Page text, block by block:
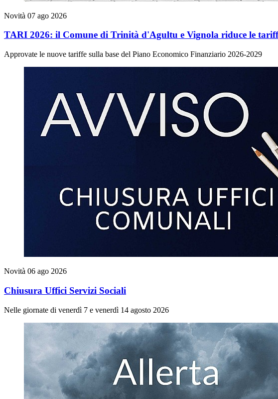
Novità 07 ago 2026
TARI 2026: il Comune di Trinità d'Agultu e Vignola riduce le
Approvate le nuove tariffe sulla base del Piano Economico Finanziario 2026-2029
Novità 06 ago 2026
Chiusura Uffici Servizi Sociali
Nelle giornate di venerdì 7 e venerdì 14 agosto 2026